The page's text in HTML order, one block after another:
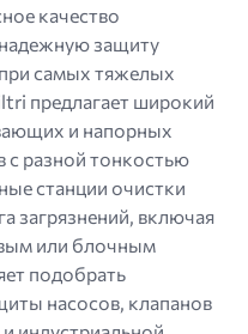
качество
надежную защиту
самых тяжелых
предлагает широкий
и напорных
разной тонкостью
станции очистки
загрязнений, включая
или блочным
подобрать
насосов, клапанов